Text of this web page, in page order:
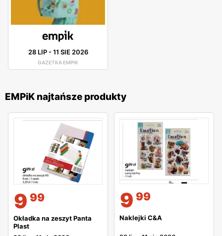
28 LIP-11 SIE 2026
GAZETKA EMPIK
EMPiK najtańsze produkty
9 99
Okładka na zeszyt Panta
Plast
9 99
Naklejki C&A